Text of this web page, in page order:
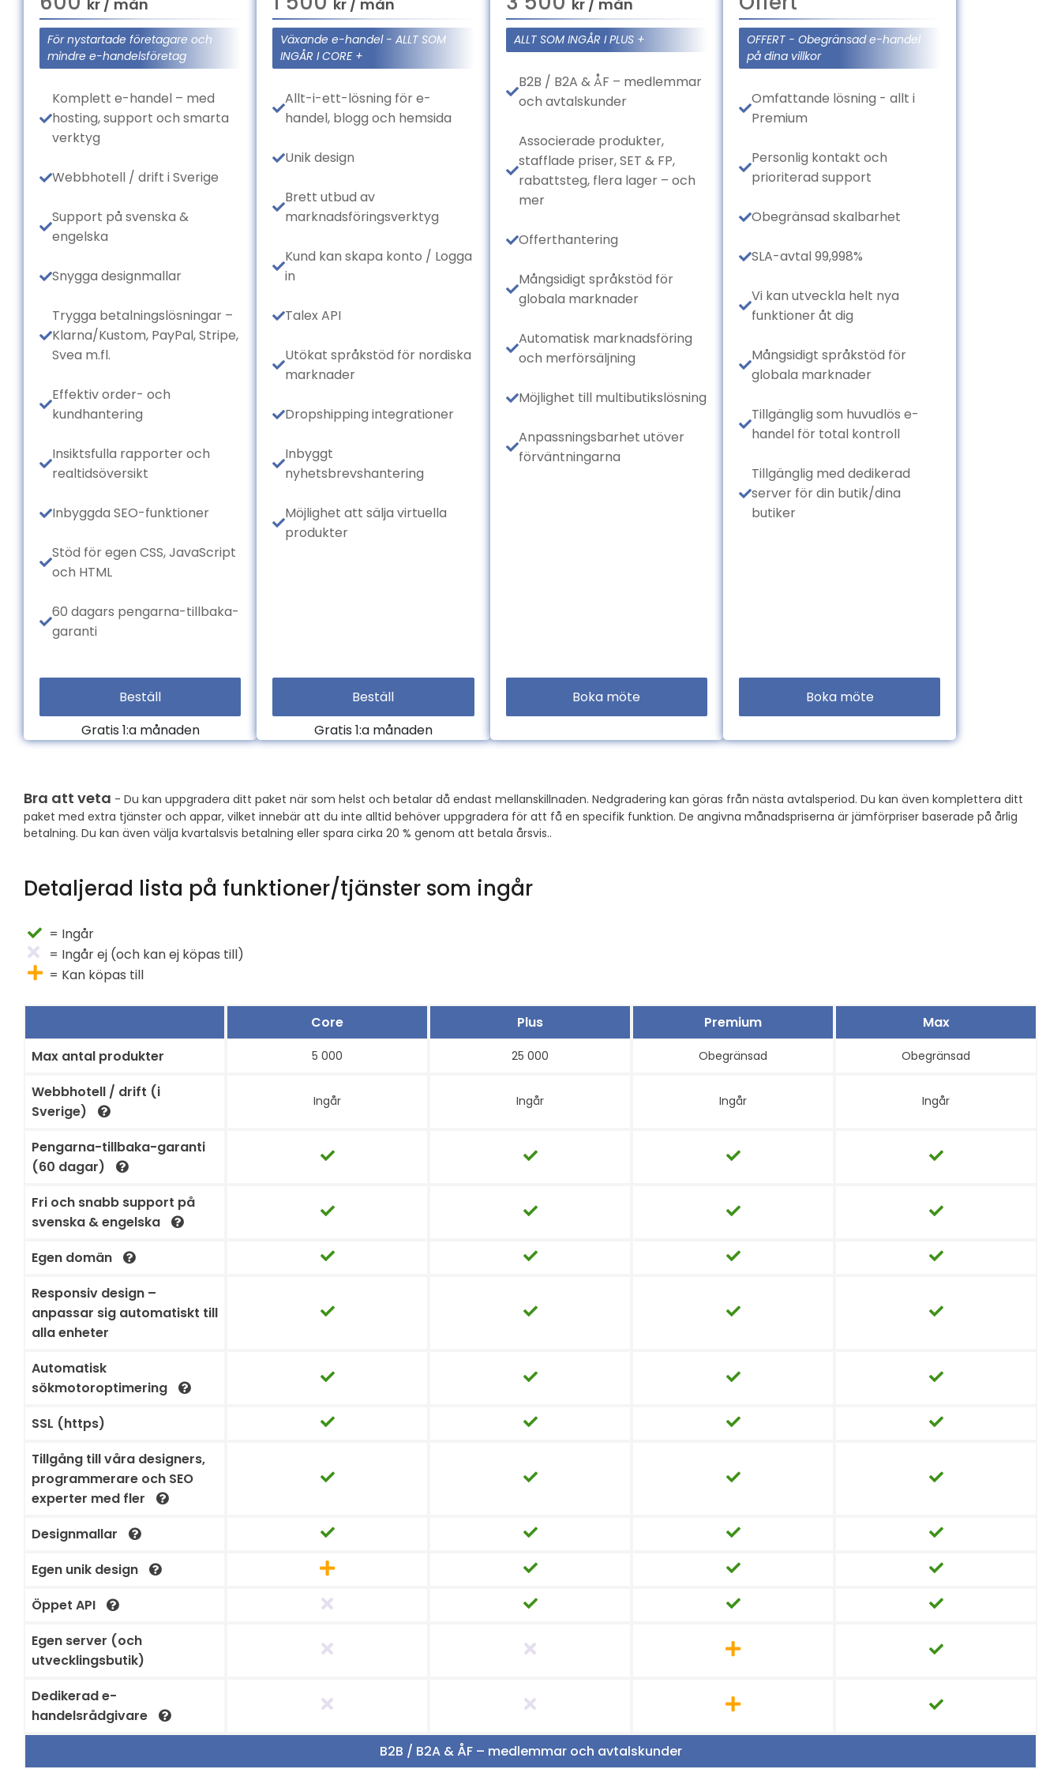
kr / mån
För nystartade företagare och
mindre e-handelsföretag
Komplett e-handel – med
hosting, support och smarta
verktyg
Webbhotell / drift i Sverige
Support på svenska &
engelska
Snygga designmallar
Trygga betalningslösningar –
Klarna/Kustom, PayPal, Stripe,
Svea m.fl.
Effektiv order- och
kundhantering
Insiktsfulla rapporter och
realtidsöversikt
Inbyggda SEO-funktioner
Stöd för egen CSS, JavaScript
och HTML
60 dagars pengarna-tillbaka-
garanti
Beställ
Gratis 1:a månaden
kr / mån
Växande e-handel - ALLT SOM
INGÅR I CORE +
Allt-i-ett-lösning för e-
handel, blogg och hemsida
Unik design
Brett utbud av
marknadsföringsverktyg
Kund kan skapa konto / Logga
in
Talex API
Utökat språkstöd för nordiska
marknader
Dropshipping integrationer
Inbyggt
nyhetsbrevshantering
Möjlighet att sälja virtuella
produkter
Beställ
Gratis 1:a månaden
kr / mån
ALLT SOM INGÅR I PLUS +
B2B / B2A & ÅF – medlemmar
och avtalskunder
Associerade produkter,
stafflade priser, SET & FP,
rabattsteg, flera lager – och
mer
Offerthantering
Mångsidigt språkstöd för
globala marknader
Automatisk marknadsföring
och merförsäljning
Möjlighet till multibutikslösning
Anpassningsbarhet utöver
förväntningarna
Boka möte
OFFERT - Obegränsad e-handel
på dina villkor
Omfattande lösning - allt i
Premium
Personlig kontakt och
prioriterad support
Obegränsad skalbarhet
SLA-avtal 99,998%
Vi kan utveckla helt nya
funktioner åt dig
Mångsidigt språkstöd för
globala marknader
Tillgänglig som huvudlös e-
handel för total kontroll
Tillgänglig med dedikerad
server för din butik/dina
butiker
Boka möte
Bra att veta - Du kan uppgradera ditt paket när som helst och betalar då endast mellanskillnaden. Nedgradering kan göras från nästa avtalsperiod. Du kan även komplettera ditt
paket med extra tjänster och appar, vilket innebär att du inte alltid behöver uppgradera för att få en specifik funktion. De angivna månadspriserna är jämförpriser baserade på årlig
betalning. Du kan även välja kvartalsvis betalning eller spara cirka 20 % genom att betala årsvis..
Detaljerad lista på funktioner/tjänster som ingår
= Ingår
= Ingår ej (och kan ej köpas till)
= Kan köpas till
Core Plus Premium
Max
Max antal produkter
5 000 25 000 Obegränsad Obegränsad
Webbhotell / drift (i
Sverige)
Ingår Ingår Ingår Ingår
Pengarna-tillbaka-garanti
(60 dagar)
Fri och snabb support på
svenska & engelska
Egen domän
Responsiv design –
anpassar sig automatiskt till
alla enheter
Automatisk
sökmotoroptimering
SSL (https)
Tillgång till våra designers,
programmerare och SEO
experter med fler
Designmallar
Egen unik design
Öppet API
Egen server (och
utvecklingsbutik)
Dedikerad e-
handelsrådgivare
B2B / B2A & ÅF – medlemmar och avtalskunder